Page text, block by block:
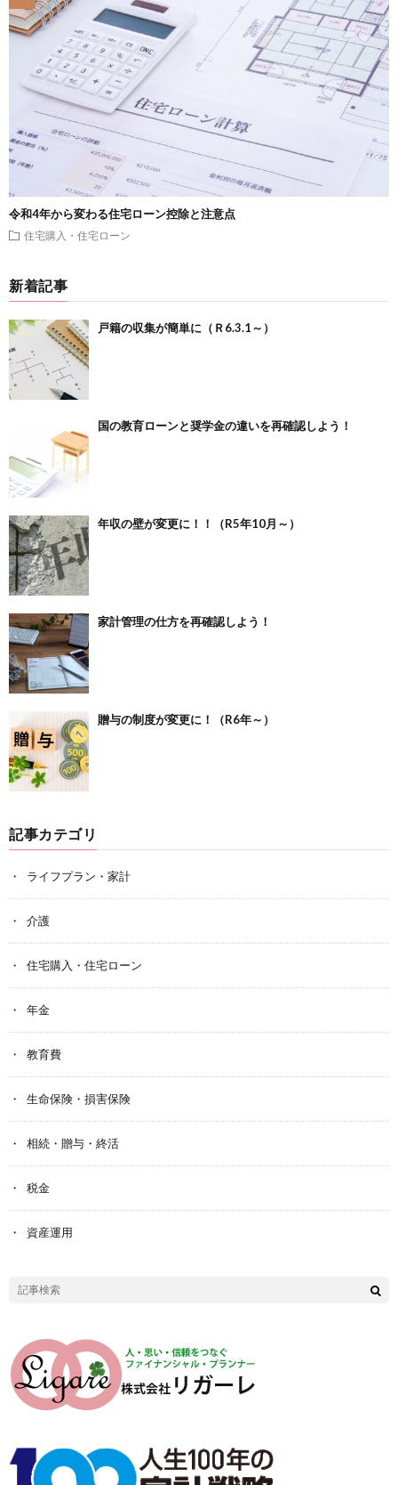
令和4年から変わる住宅ローン控除と注意点
住宅購入・住宅ローン
新着記事
戸籍の収集が簡単に（Ｒ6.3.1～）
国の教育ローンと奨学金の違いを再確認しよう！
年収の壁が変更に！！（R5年10月～）
家計管理の仕方を再確認しよう！
贈与の制度が変更に！（R6年～）
記事カテゴリ
ライフプラン・家計
介護
住宅購入・住宅ローン
年金
教育費
生命保険・損害保険
相続・贈与・終活
税金
資産運用